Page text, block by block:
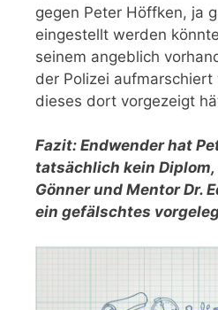
gegen Peter Höffken, ja
eingestellt werden
seinem angeblich
der Polizei
dieses dort vorgezeigt
Fazit: Endwender hat
tatsächlich kein Diplom,
Gönner und Mentor Dr.
ein gefälschtes